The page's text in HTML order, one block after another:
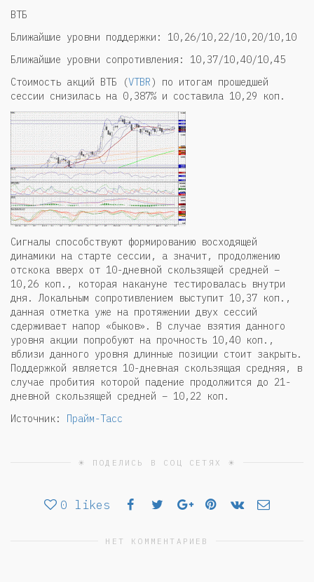
ВТБ
Ближайшие уровни поддержки: 10,26/10,22/10,20/10,10
Ближайшие уровни сопротивления: 10,37/10,40/10,45
Стоимость акций ВТБ (VTBR) по итогам прошедшей
сессии снизилась на 0,387% и составила 10,29 коп.
Сигналы способствуют формированию восходящей
динамики на старте сессии, а значит, продолжению
отскока вверх от 10-дневной скользящей средней –
10,26 коп., которая накануне тестировалась внутри
дня. Локальным сопротивлением выступит 10,37 коп.,
данная отметка уже на протяжении двух сессий
сдерживает напор «быков». В случае взятия данного
уровня акции попробуют на прочность 10,40 коп.,
вблизи данного уровня длинные позиции стоит закрыть.
Поддержкой является 10-дневная скользящая средняя, в
случае пробития которой падение продолжится до 21-
дневной скользящей средней – 10,22 коп.
Источник: Прайм-Тасс
☀ ПОДЕЛИСЬ В СОЦ СЕТЯХ ☀
0 likes
НЕТ КОММЕНТАРИЕВ